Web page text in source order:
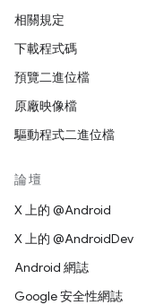
相關規定
下載程式碼
預覽二進位檔
原廠映像檔
驅動程式二進位檔
論壇
X 上的 @Android
X 上的 @AndroidDev
Android 網誌
Google 安全性網誌